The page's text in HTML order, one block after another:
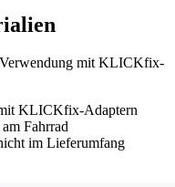
mit KLICKfix-
KLICKfix-Adaptern
Fahrrad
im Lieferumfang